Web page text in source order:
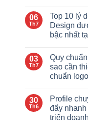
06
Th7
Top 10 lý
Design
bậc nhất
03
Th7
Quy
sao cần
chuẩn
30
Th6
Profile
đẩy
triển